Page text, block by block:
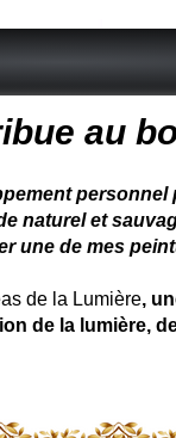
au
naturel et
une de mes
de la Lumière,
de la lumière,